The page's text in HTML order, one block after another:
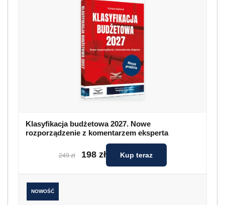
Klasyfikacja budżetowa 2027. Nowe
rozporządzenie z komentarzem eksperta
249 zł 198 zł Kup teraz
NOWOŚĆ